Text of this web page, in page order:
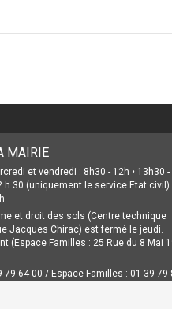
MAIRIE
et vendredi : 8h30 - 12h • 13h30 -
h 30 (uniquement le service Etat civil)
et droit des sols (Centre technique
Jacques Chirac) est fermé le jeudi.
(Espace Familles : 25 Rue du 8 Mai
79 64 00 / Espace Familles : 01 39 79